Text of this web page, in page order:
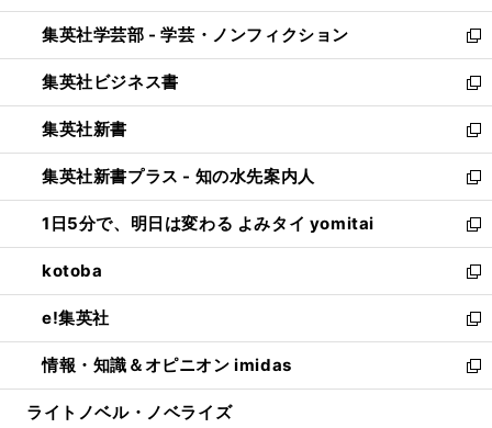
開
く
ウ
で
開
く
ン
ド
ウ
で
開
く
ウ
ィ
ン
ド
ウ
で
開
く
集英社学芸部 - 学芸・ノンフィクション
新
し
い
ウ
ィ
ン
ド
ウ
で
開
く
集英社ビジネス書
新
し
い
ウ
ィ
ン
ド
ウ
で
開
く
集英社新書
新
し
い
ウ
ィ
ン
ド
ウ
で
開
く
集英社新書プラス - 知の水先案内人
新
し
い
ウ
ィ
ン
ド
ウ
で
開
1日5分で、明日は変わる よみタイ yomitai
新
し
い
ウ
ィ
ン
ド
ウ
kotoba
新
し
い
ウ
ィ
ン
e!集英社
新
し
い
ウ
情報・知識＆オピニオン imidas
新
し
ライトノベル・ノベライズ